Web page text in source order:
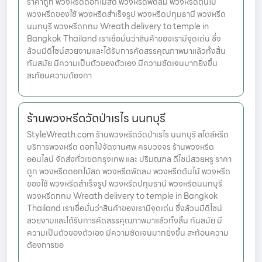
พวงหรีดของใช้ พวงหรีดสำเร็จรูป พวงหรีดปทุมธานี พวงหรีด
นนทบุรี พวงหรีดกทม Wreath delivery to temple in
Bangkok Thailand เราเชื่อมั่นว่าสินค้าของเรามีจุดเด่น ซึ่ง
ล้วนมีดีไซน์สวยงามและได้รับการคัดสรรคุณภาพมาแล้วทั้งสิ้น
ทันสมัย มีความเป็นตัวของตัวเอง มีความชัดเจนมากยิ่งขึ้น
สะท้อนความต้องกา
ร้านพวงหรีดวัดป่าเรไร นนทบุรี
StyleWreath.com ร้านพวงหรีดวัดป่าเรไร นนทบุรี สไตล์หรีด
บริการพวงหรีด ดอกไม้จัดงานศพ ครบวงจร ร้านพวงหรีด
ออนไลน์ จัดส่งทั่วเขตกรุงเทพ และ ปริมณฑล ดีไซน์สวยหรู ราคา
ถูก พวงหรีดดอกไม้สด พวงหรีดพัดลม พวงหรีดต้นไม้ พวงหรีด
ของใช้ พวงหรีดสำเร็จรูป พวงหรีดปทุมธานี พวงหรีดนนทบุรี
พวงหรีดกทม Wreath delivery to temple in Bangkok
Thailand เราเชื่อมั่นว่าสินค้าของเรามีจุดเด่น ซึ่งล้วนมีดีไซน์
สวยงามและได้รับการคัดสรรคุณภาพมาแล้วทั้งสิ้น ทันสมัย มี
ความเป็นตัวของตัวเอง มีความชัดเจนมากยิ่งขึ้น สะท้อนความ
ต้องการขอ